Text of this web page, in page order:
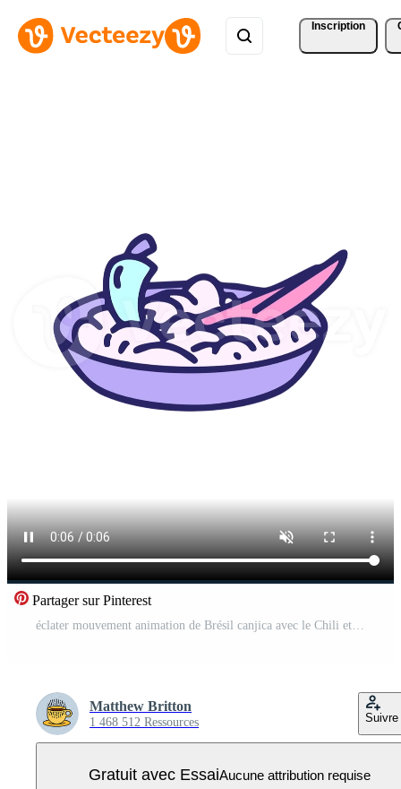
Inscription
Partager sur Pinterest
éclater mouvement animation de Brésil canjica avec le Chili et cannelle dessin Vidéo Pro
Matthew Britton
1 468 512 Ressources Suivre
Gratuit avec EssaiAucune attribution requise